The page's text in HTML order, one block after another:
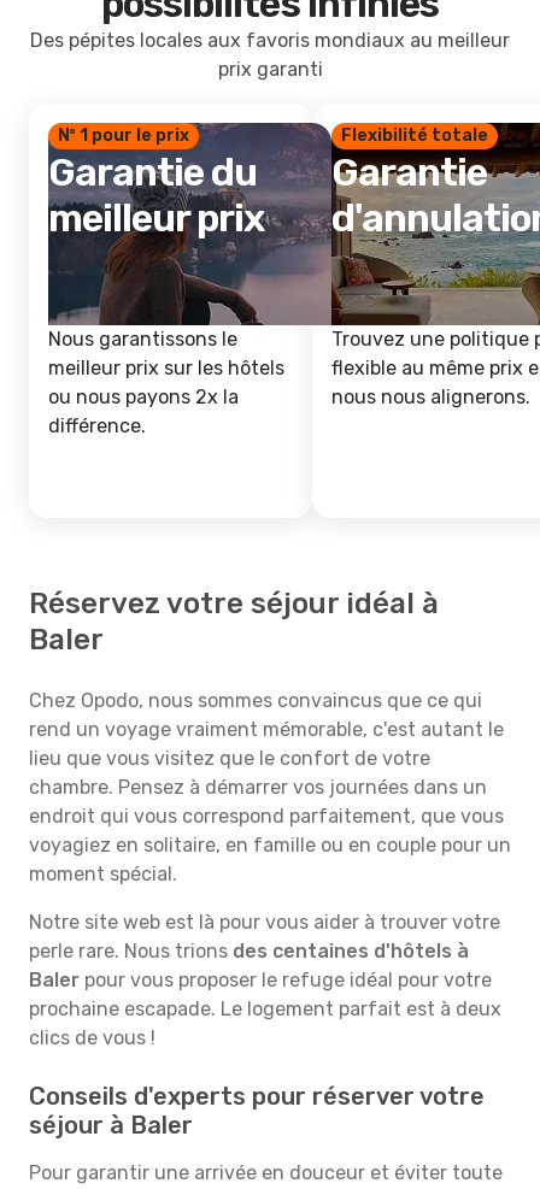
Des pépites locales aux favoris mondiaux au meilleur
prix garanti
Nº 1 pour le prix
Garantie du
meilleur prix
Nous garantissons le
meilleur prix sur les hôtels
ou nous payons 2x la
différence.
Flexibilité totale
Garantie
Trouvez une politique
flexible au même prix
nous nous alignerons.
Réservez votre séjour idéal à
Baler
Chez Opodo, nous sommes convaincus que ce qui
rend un voyage vraiment mémorable, c'est autant le
lieu que vous visitez que le confort de votre
chambre. Pensez à démarrer vos journées dans un
endroit qui vous correspond parfaitement, que vous
voyagiez en solitaire, en famille ou en couple pour un
moment spécial.
Notre site web est là pour vous aider à trouver votre
perle rare. Nous trions des centaines d'hôtels à
Baler pour vous proposer le refuge idéal pour votre
prochaine escapade. Le logement parfait est à deux
clics de vous !
Conseils d'experts pour réserver votre
séjour à Baler
Pour garantir une arrivée en douceur et éviter toute